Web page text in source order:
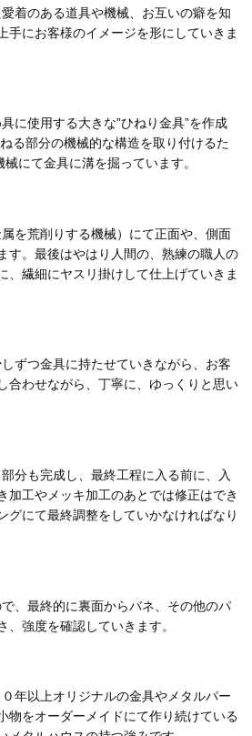
着のある道具や機械、お互いの癖を知
手にお客様のイメージを形にしていきま
に使用する大きな”ひねり金具”を作成
る部分の機械的な構造を取り付けるた
にて金具に溝を掘っています。
を荒削りする機械）にて正面や、側面
す。最後はやはり人間の、熟練の職人の
、繊細にヤスリ掛けして仕上げていきま
ずつ金具に持たせていきながら、お客
合わせながら、丁寧に、ゆっくりと思い
分も完成し、最終工程に入る前に、入
加工やメッキ加工のあとでは修正はでき
グにて最終調整をしていかなければなり
、最終的に裏面からバネ、その他のパ
、強度を確認していきます。
年以上オリジナルの金具やメタルパー
物をオーダーメイドにて作り続けている